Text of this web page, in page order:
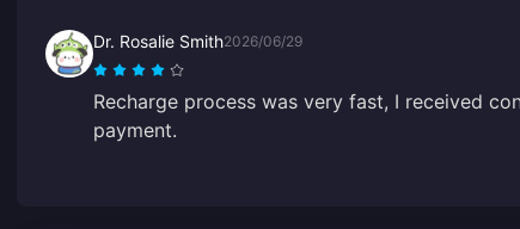
Dr. Rosalie Smith2026/06/29
Recharge process was very fast, I received
payment.